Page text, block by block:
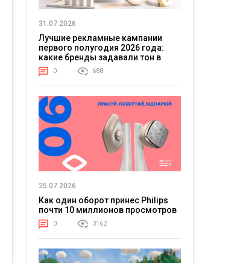
31.07.2026
Лучшие рекламные кампании
первого полугодия 2026 года:
какие бренды задавали тон в
отрасли
0 688
25.07.2026
Как один оборот принес Philips
почти 10 миллионов просмотров
0 3162